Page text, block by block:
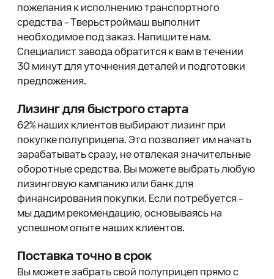
пожелания к исполнению транспортного
средства – Тверьстроймаш выполнит
необходимое под заказ. Напишите нам.
Специалист завода обратится к вам в течении
30 минут для уточнения деталей и подготовки
предложения.
Лизинг для быстрого старта
62% наших клиентов выбирают лизинг при
покупке полуприцепа. Это позволяет им начать
зарабатывать сразу, не отвлекая значительные
оборотные средства. Вы можете выбрать любую
лизинговую кампанию или банк для
финансирования покупки. Если потребуется –
мы дадим рекомендацию, основываясь на
успешном опыте наших клиентов.
Поставка точно в срок
Вы можете забрать свой полуприцеп прямо с